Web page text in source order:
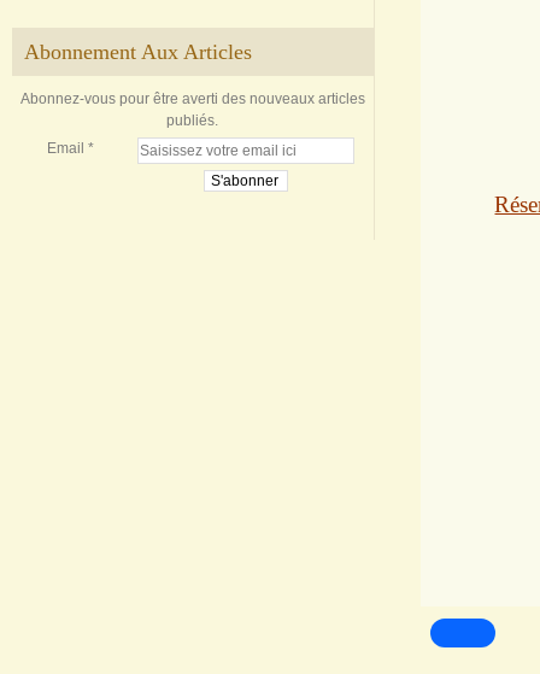
Abonnement Aux Articles
Abonnez-vous pour être averti des nouveaux articles
publiés.
Email